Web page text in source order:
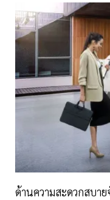
ด้านความสะดวกสบา